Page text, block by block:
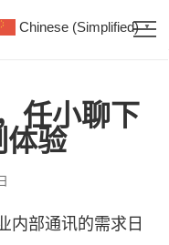
任小聊下
体验
内部通讯的需求日
Chinese (Simplified) ▼